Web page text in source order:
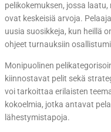
pelikokemuksen, jossa
ovat keskeisiä arvoja.
uusia suosikkeja, kun heillä
ohjeet turnauksiin
Monipuolinen
kiinnostavat pelit sekä
voi tarkoittaa erilaisten
kokoelmia, jotka antavat
lähestymistapoja.